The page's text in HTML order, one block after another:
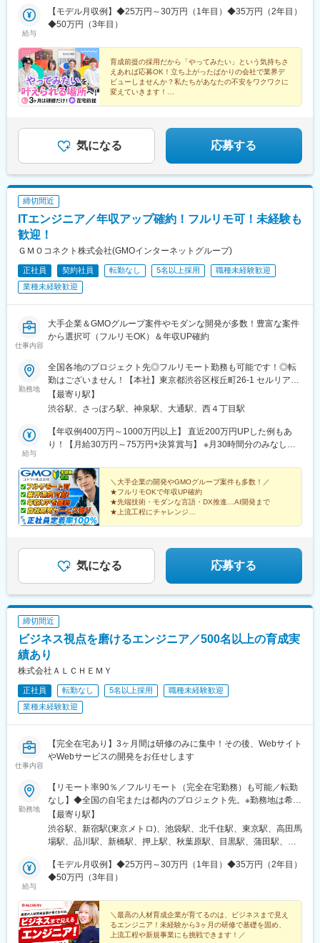
駅、蓮ケ池駅、御門台駅、西掛川駅、中野栄駅、大分駅、南福島
駅、羽後牛島駅、戸塚安行駅、四ツ小屋駅、明見橋駅、西大宮
駅、新石切駅、朝倉駅前駅、赤塚駅、美濃青柳駅、居能駅、運動
敦賀駅、川内駅(鹿児島県)、高茶屋駅、豊川駅、美園駅、古島駅、
卸町駅(宮城県)、八乙女駅、はなみずき通駅、勝田駅、新大宮駅、
福島学院前駅、門戸厄神駅、市民病院前駅(富山県)、多治見駅、絹
延橋駅、蟹江駅、竜田口駅、室見駅、八景水谷駅、岩塚駅、東新
潟駅、須賀川駅、関屋駅(新潟県)、中津駅(大分県)、武雄温泉駅、
潟駅、新栄町駅(福岡県)、八幡駅(福岡県)、春日原駅、白石駅(札幌
市営)、岐阜駅、西宮駅、郡山駅(福島県)、久留米高校前駅、沼津
駅、東金井駅、宮崎神宮駅、東刈谷駅、今井駅、中島駅(愛知県)、
鹿島神宮駅、新宮中央駅、電鉄黒部駅、次郎丸駅、長沼駅(静岡
県)、宇宿一丁目駅、萱町六丁目駅、野々市工大前駅、勝田台駅、
ひこね芹川駅、熊西駅、電鉄出雲市駅、灘駅、杁ケ池公園駅、広
電本社前駅、さくら夙川駅、南荒子駅、脇田駅、押野駅、春日野
道駅(阪神線)
学駅」より徒歩10分
(東京都)、中野駅(東京都)、大門駅(東京都)、有楽町駅、吉祥寺
駅、日暮里駅(舎人ライナー)、五反田駅、三田駅(東京都)、中目黒
駅、立川駅、飯田橋駅、市ケ谷駅、小竹向原駅、錦糸町駅、二子
玉川駅、四ツ谷駅、自由が丘駅、新木場駅、森下駅(東京都)、九段
下駅、三軒茶屋駅、荻窪駅、春日駅(東京都)、日本橋駅(東京都)、
田町駅(東京都)、下北沢駅、神田駅(東京都)、新宿西口駅、東池袋
駅、二重橋前駅、西早稲田駅、北品川駅、汐留駅、とうきょうス
代々木八幡駅、浜松町駅、銀座駅、井の頭公園駅、西日暮里駅、
大崎広小路駅、代官山駅、下神明駅、高輪ゲートウェイ駅、立川
駅、京成上野駅、御成門駅、銀座一丁目駅、西日暮里駅(舎人ライ
ナー)、高輪台駅、芝公園駅、白金高輪駅、水道橋駅、立川南駅、
新桜台駅、九品仏駅、菊川駅(東京都)、本郷三丁目駅、茅場町駅、
給与
【モデル月収例】◆25万円～30万円（1年目）◆35万円（2年目）
◆50万円（3年目）
育成前提の採用だから「やってみたい」という気持ちさ
えあれば応募OK！立ち上がったばかりの会社で業界デ
ビューしませんか？私たちがあなたの不安をワクワクに
変えていきます！
☆未経験9割／定着率100％
気になる 応募する
締切間近
ITエンジニア／年収アップ確約！フルリモ可！未経験も
歓迎！
ＧＭＯコネクト株式会社(GMOインターネットグループ)
正社員 契約社員 転勤なし 5名以上採用
職種未経験歓迎
業種未経験歓迎
仕事内容
大手企業＆GMOグループ案件やモダンな開発が多数！豊富な案件
から選択可（フルリモOK）＆年収UP確約
勤務地
全国各地のプロジェクト先◎フルリモート勤務も可能です！◎転
勤はございません！【本社】東京都渋谷区桜丘町26-1 セルリアン
タワー7F【大阪ブランチ】大阪府大阪市北区大深町3-1 グランフ
ロント大阪タワーB23階【札幌ブランチ】北海道札幌市中央区北2
神2丁目7番21号 天神プライム【アクセス】 【本社】
各線「渋谷駅」より徒歩5分【大阪ブランチ】 各線「梅田駅」よ
【最寄り駅】
渋谷駅、さっぽろ駅、神泉駅、大通駅、西４丁目駅
給与
【年収例400万円～1000万円以上】 直近200万円UPした例もあ
り！【月給30万円～75万円+決算賞与】 ※月30時間分のみなし時
験・能力を加味し、当社規定により加給・優遇します ※前職給与
（総収入）以上を保証◆月収例◆・経験12年以上の方：月給80万
円～＋決算賞与・経験8年以上の方：月給55万円～＋決算賞与・
経験5年以上の方：月給45万円～+決算賞与・経験3年以上の方：
月給37万円～+決算賞与 ◆年収アップ例：750万 ⇒ 800万（リー
（サーバー設計構築4年）◆年収例800万円／12年目（38歳）600
万円／6年目（27歳）470万円／4年目（32歳）360万円／1年目
（23歳）
＼大手企業の開発やGMOグループ案件も多数！／
★フルリモOKで年収UP確約
★先端技術・モダンな言語・DX推進…AI開発まで
★上流工程にチャレンジ
気になる 応募する
締切間近
ビジネス視点を磨けるエンジニア／500名以上の育成実
績あり
株式会社ＡＬＣＨＥＭＹ
正社員 転勤なし 5名以上採用
職種未経験歓迎
業種未経験歓迎
仕事内容
【完全在宅あり】3ヶ月間は研修のみに集中！その後、Webサイト
やWebサービスの開発をお任せします
勤務地
【リモート率90％／フルリモート（完全在宅勤務）も可能／転勤
なし】◆全国の自宅または都内のプロジェクト先。※勤務地は希望
を元に決定いたしますので、ご安心ください。※今後もリモートワ
ークを積極的に活用予定。リモートワーク可能な案件を増やして
いきます。※研修期間3ヶ月中は下記本社オフィスに通勤していた
社】◆住所：東京都世田谷区駒沢5-26-7 駒沢パークサイドテラス
ノース1F◆アクセス：東急田園都市線「駒沢大学駅」より徒歩10
【最寄り駅】
渋谷駅、新宿駅(東京メトロ)、池袋駅、北千住駅、東京駅、高田馬
場駅、品川駅、新橋駅、押上駅、秋葉原駅、目黒駅、蒲田駅、上
(東京都)、大門駅(東京都)、有楽町駅、吉祥寺駅、日暮里駅(舎人ラ
イナー)、五反田駅、三田駅(東京都)、中目黒駅、大崎駅、恵比寿
駅、市ケ谷駅、小竹向原駅、錦糸町駅、二子玉川駅、四ツ谷駅、
自由が丘駅、新木場駅、森下駅(東京都)、九段下駅、三軒茶屋駅、
荻窪駅、春日駅(東京都)、日本橋駅(東京都)、田町駅(東京都)、下
給与
【モデル月収例】◆25万円～30万円（1年目）◆35万円（2年目）
◆50万円（3年目）
＼最高の人材育成企業が育てるのは、ビジネスまで見え
るエンジニア！未経験から3ヶ月の研修で基礎を固め、
上流工程や新規事業にも挑戦できます！／